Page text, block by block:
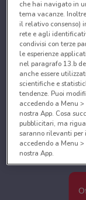
che hai navigato in
tema vacanze.
il relativo consenso)
rete e agli
condivisi con terze
le esperienze
nel paragrafo 13.b
anche essere
scientifiche e
tendenze. Puoi
accedendo a Menu
nostra App. Cosa
pubblicitari, ma
saranno rilevanti per
accedendo a Menu
nostra App.
Noi e i nostri
Utilizzare dati di
caratteristiche del